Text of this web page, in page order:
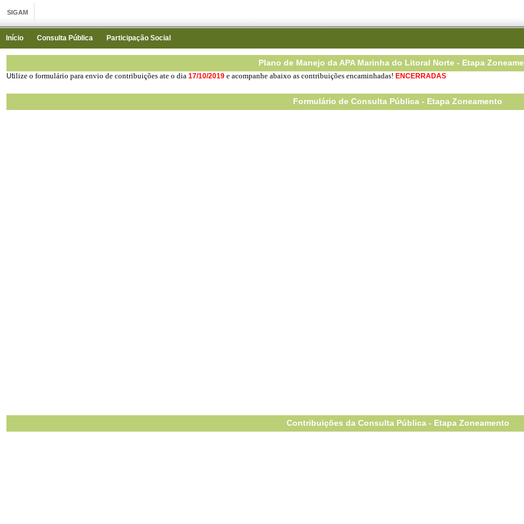
Início Consulta Pública Participação Social
Plano de Manejo da APA Marinha do Litoral Norte - Etapa
Utilize o formulário para envio de contribuições ate o dia 17/10/2019 e acompanhe abaixo as contribuições encaminhadas! ENCERRADAS
Formulário de Consulta Pública - Etapa Zoneamento
Contribuições da Consulta Pública - Etapa Zoneamento